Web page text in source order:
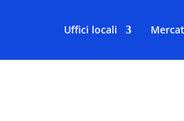
Uffici locali